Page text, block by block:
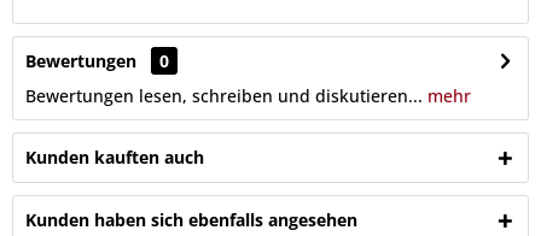
Bewertungen
0
Bewertungen lesen, schreiben und diskutieren... mehr
Kunden kauften auch
Kunden haben sich ebenfalls angesehen